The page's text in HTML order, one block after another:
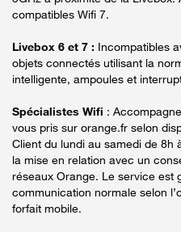
compatibles Wifi 7.
Livebox 6 et 7 : Incompatibles
objets connectés utilisant la
intelligente, ampoules et
Spécialistes Wifi :
vous pris sur orange.fr selon
Client du lundi au samedi de 8h
la mise en relation avec un
réseaux Orange. Le service est
communication normale selon
forfait mobile.